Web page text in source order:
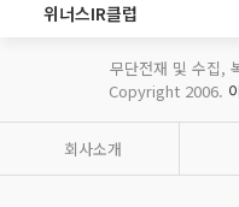
위너스IR클럽
무단전재 및 수집,
Copyright 2006.
회사소개